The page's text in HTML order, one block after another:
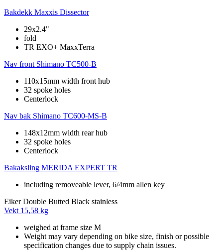
Bakdekk Maxxis Dissector
29x2.4"
fold
TR EXO+ MaxxTerra
Nav front Shimano TC500-B
110x15mm width front hub
32 spoke holes
Centerlock
Nav bak Shimano TC600-MS-B
148x12mm width rear hub
32 spoke holes
Centerlock
Bakaksling MERIDA EXPERT TR
including removeable lever, 6/4mm allen key
Eiker Double Butted Black stainless
Vekt 15,58 kg
weighed at frame size M
Weight may vary depending on bike size, finish or possible
specification changes due to supply chain issues.